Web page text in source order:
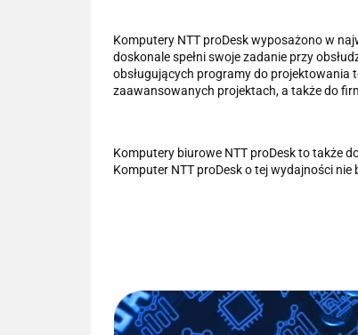
Komputery NTT proDesk wyposażono w
doskonale spełni swoje zadanie przy
obsługujących programy do projektowania
zaawansowanych projektach, a także do
Komputery biurowe NTT proDesk to także
Komputer NTT proDesk o tej wydajności